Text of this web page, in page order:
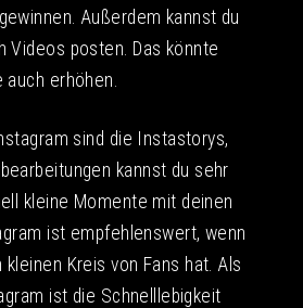
Außerdem kannst du
Videos posten. Das könnte
erhöhen.
sind die Instastorys,
kannst du sehr
kleine Momente mit deinen
ist empfehlenswert, wenn
Kreis von Fans hat. Als
ist die Schnelllebigkeit